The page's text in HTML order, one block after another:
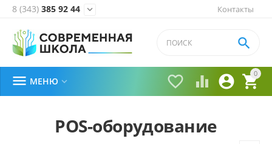
Контакты
8 (343) 385 92 44 
0


 

 МЕНЮ 
POS-оборудование